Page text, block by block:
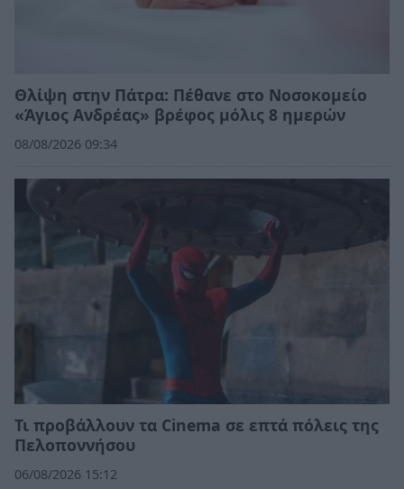
Θλίψη στην Πάτρα: Πέθανε στο Νοσοκομείο
«Άγιος Ανδρέας» βρέφος μόλις 8 ημερών
08/08/2026 09:34
Τι προβάλλουν τα Cinema σε επτά πόλεις της
Πελοποννήσου
06/08/2026 15:12